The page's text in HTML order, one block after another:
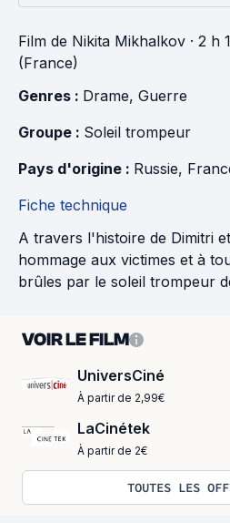
Film de Nikita Mikhalkov · 2 h
(France)
Genres : Drame, Guerre
Groupe : Soleil trompeur
Pays d'origine : Russie,
Fiche technique
A travers l'histoire de Dimitri
hommage aux victimes et à
brûles par le soleil trompeur
VOIR LE FILM
UniversCiné
À partir de 2,99€
LaCinétek
À partir de 2€
TOUTES LES